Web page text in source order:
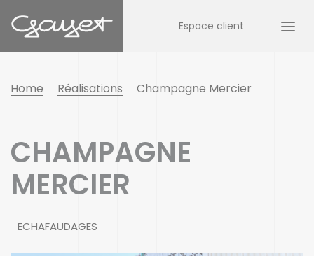
Espace client
Home Réalisations Champagne Mercier
CHAMPAGNE
MERCIER
ECHAFAUDAGES